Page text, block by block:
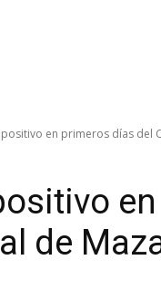
en primeros días del
de